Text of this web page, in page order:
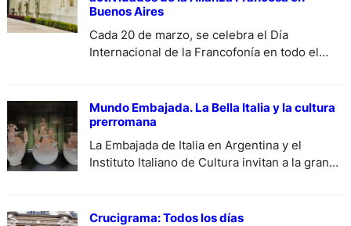
1385, 1° Piso. CABA,…
Buenos Aires
Cada 20 de marzo, se celebra el Día
Internacional de la Francofonía en todo el
Técnica, que se convirtió después en la
Organización Internacional de la Francofonía.
Aquí te presentamos todas las actividades de
los países francófonos que podrás disfrutar
de…
Mundo Embajada. La Bella Italia y la cultura
prerromana
La Embajada de Italia en Argentina y el
Instituto Italiano de Cultura invitan a la gran
Massimo Osanna…
Crucigrama: Todos los días